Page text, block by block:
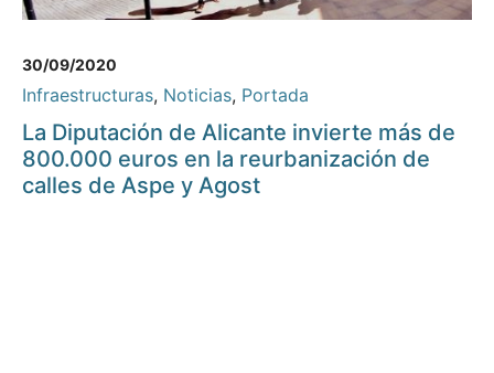
30/09/2020
Infraestructuras, Noticias, Portada
La Diputación de Alicante invierte más de
800.000 euros en la reurbanización de
calles de Aspe y Agost